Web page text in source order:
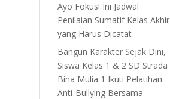
Ayo Fokus! Ini Jadwal
Penilaian Sumatif Kelas Akhir
yang Harus Dicatat
Bangun Karakter Sejak Dini,
Siswa Kelas 1 & 2 SD Strada
Bina Mulia 1 Ikuti Pelatihan
Anti-Bullying Bersama